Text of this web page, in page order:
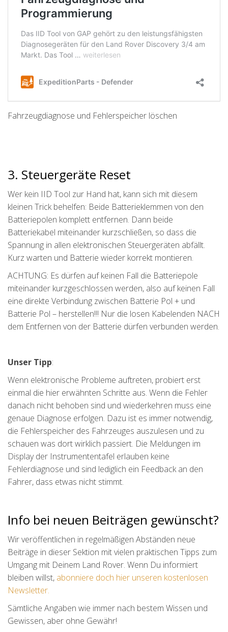
Fahrzeugdiagnose und Fehlerspeicher löschen
3. Steuergeräte Reset
Wer kein IID Tool zur Hand hat, kann sich mit diesem
kleinen Trick behelfen: Beide Batterieklemmen von den
Batteriepolen komplett entfernen. Dann beide
Batteriekabel miteinander kurzschließen, so dass die
Spannung in allen elektronischen Steuergeräten abfällt.
Kurz warten und Batterie wieder korrekt montieren.
ACHTUNG: Es dürfen auf keinen Fall die Batteriepole
miteinander kurzgeschlossen werden, also auf keinen Fall
eine direkte Verbindung zwischen Batterie Pol + und
Batterie Pol – herstellen!!! Nur die losen Kabelenden NACH
dem Entfernen von der Batterie dürfen verbunden werden.
Unser Tipp:
Wenn elektronische Probleme auftreten, probiert erst
einmal die hier erwähnten Schritte aus. Wenn die Fehler
danach nicht behoben sind und wiederkehren muss eine
genaue Diagnose erfolgen. Dazu ist es immer notwendig,
die Fehlerspeicher des Fahrzeuges auszulesen und zu
schauen was dort wirklich passiert. Die Meldungen im
Display der Instrumententafel erlauben keine
Fehlerdiagnose und sind lediglich ein Feedback an den
Fahrer, dass etwas nicht stimmt.
Info bei neuen Beiträgen gewünscht?
Wir veröffentlichen in regelmäßigen Abständen neue
Beiträge in dieser Sektion mit vielen praktischen Tipps zum
Umgang mit Deinem Land Rover. Wenn Du informiert
bleiben willst, abonniere doch hier unseren kostenlosen
Newsletter.
Sämtliche Angaben wie immer nach bestem Wissen und
Gewissen, aber ohne Gewähr!